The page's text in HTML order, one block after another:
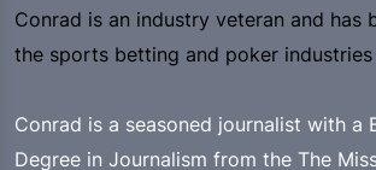
Conrad is an industry veteran and has
the sports betting and poker
Conrad is a seasoned journalist with a
Degree in Journalism from the The